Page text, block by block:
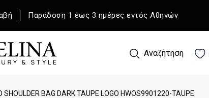
Παράδοση 1 έως 3 ημέρες εντός Αθηνών
Αναζήτηση
SHOULDER BAG DARK TAUPE LOGO HWOS9901220-TAUPE